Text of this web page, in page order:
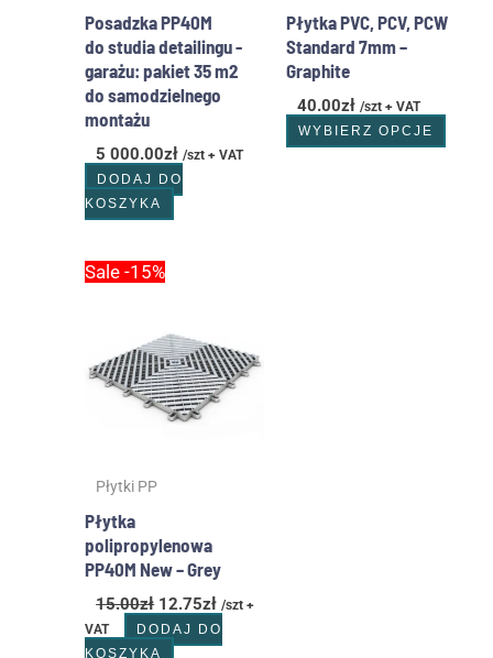
Posadzka PP40M
do studia detailingu -
garażu: pakiet 35 m2
do samodzielnego
montażu
5 000.00zł /szt + VAT
DODAJ DO
KOSZYKA
Płytka PVC, PCV, PCW
Standard 7mm –
Graphite
40.00zł /szt + VAT
WYBIERZ OPCJE
Sale -15%
Płytki PP
Płytka
polipropylenowa
PP40M New – Grey
15.00zł
Pierwotna
cena
15.00zł.
12.75zł /szt +
VAT
DODAJ DO
KOSZYKA